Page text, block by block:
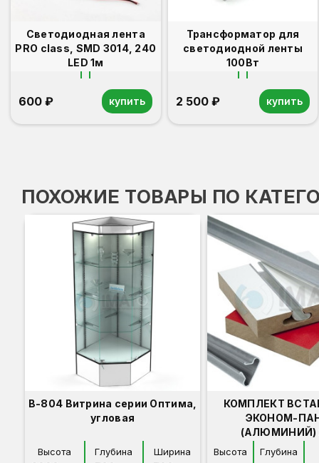
Светодиодная лента
PRO class, SMD 3014, 240
LED 1м
600 ₽ купить
Трансформатор для
светодиодной ленты
100Вт
2 500 ₽ купить
ПОХОЖИЕ ТОВАРЫ ПО
В-804 Витрина серии Оптима,
угловая
Высота
Глубина
Ширина
КОМПЛЕКТ
ЭКОНОМ-
(АЛЮМИНИЙ)
Высота
Глубина